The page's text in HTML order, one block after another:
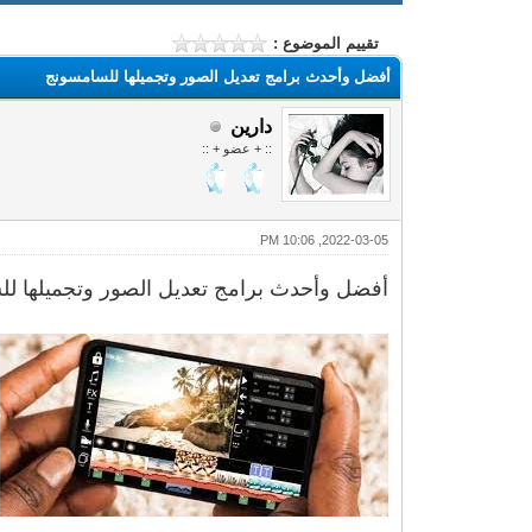
تقييم الموضوع :
أفضل وأحدث برامج تعديل الصور وتجميلها للسامسونج
دارين
:: + عضو + ::
2022-03-05, 10:06 PM
أفضل وأحدث برامج تعديل الصور وتجميلها